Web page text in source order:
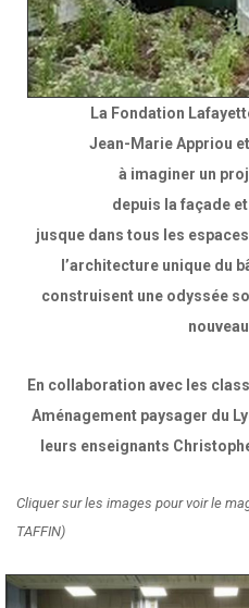
La Fondation
Jean-Marie Appriou
à imaginer un
depuis la façade
jusque dans tous les
l’architecture unique du
construisent une odyssée
En collaboration avec les
Aménagement paysager du
leurs enseignants
Cliquer sur les images pour voir le
TAFFIN)